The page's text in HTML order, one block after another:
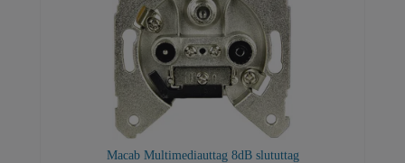
Macab Multimediauttag 8dB slututtag